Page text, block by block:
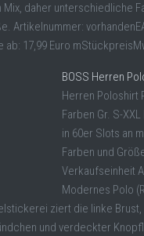
daher unterschiedliche
Artikelnummer:
ab: 17,99 Euro
BOSS Herren
Herren Poloshirt
Farben Gr. S-
in 60er Slots an
Farben und
Verkaufseinheit
Modernes Polo
ziert die linke
und verdeckter